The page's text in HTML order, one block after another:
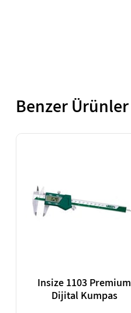
Benzer Ürünler
Insize 1103 Premium
Dijital Kumpas